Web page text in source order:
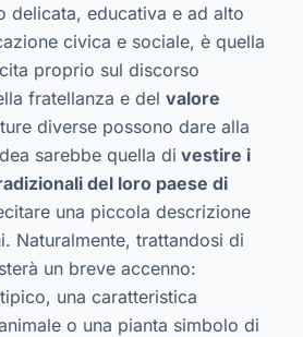
delicata, educativa e ad alto
civica e sociale, è quella
proprio sul discorso
fratellanza e del valore
diverse possono dare alla
sarebbe quella di vestire i
del loro paese di
una piccola descrizione
Naturalmente, trattandosi di
un breve accenno:
una caratteristica
o una pianta simbolo di